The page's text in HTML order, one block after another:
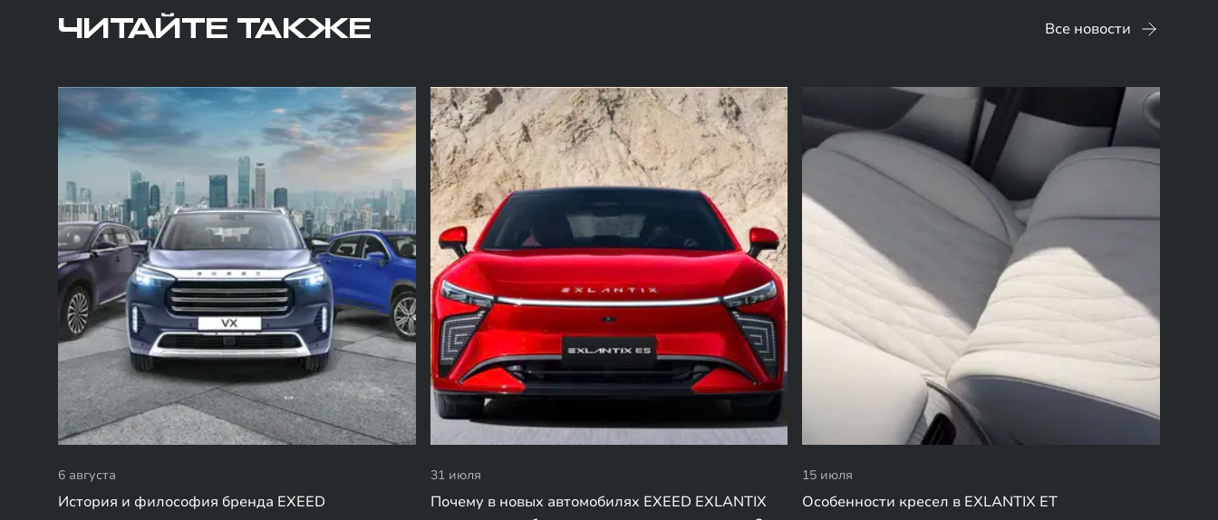
ЧИТАЙТЕ ТАКЖЕ Все новости
6 августа
История и философия бренда EXEED
31 июля
Почему в новых автомобилях EXEED EXLANTIX
15 июля
Особенности кресел в EXLANTIX ET